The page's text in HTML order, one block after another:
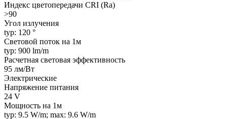
Индекс цветопередачи CRI (Ra)
>90
Угол излучения
typ: 120 °
Световой поток на 1м
typ: 900 lm/m
Расчетная световая эффективность
95 лм/Вт
Электрические
Напряжение питания
24 V
Мощность на 1м
typ: 9.5 W/m; max: 9.6 W/m